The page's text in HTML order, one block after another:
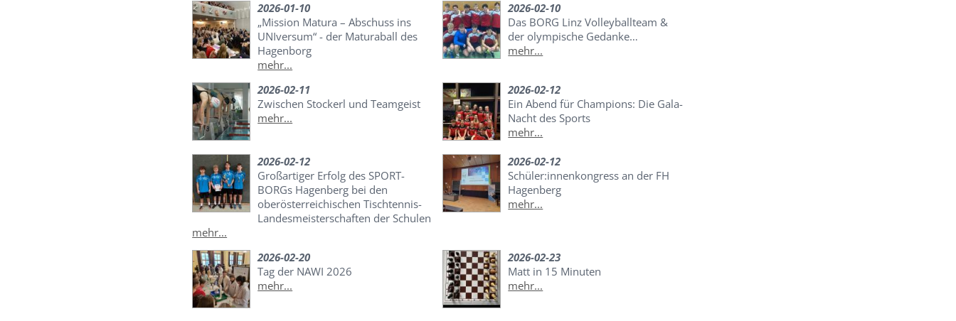
2026-01-10
„Mission Matura – Abschuss ins
UNIversum“ - der Maturaball des
Hagenborg
mehr...
2026-02-10
Das BORG Linz Volleyballteam &
der olympische Gedanke…
mehr...
2026-02-11
Zwischen Stockerl und Teamgeist
mehr...
2026-02-12
Ein Abend für Champions: Die Gala-
Nacht des Sports
mehr...
2026-02-12
Großartiger Erfolg des SPORT-
BORGs Hagenberg bei den
oberösterreichischen Tischtennis-
Landesmeisterschaften der Schulen
mehr...
2026-02-12
Schüler:innenkongress an der FH
Hagenberg
mehr...
2026-02-20
Tag der NAWI 2026
mehr...
2026-02-23
Matt in 15 Minuten
mehr...